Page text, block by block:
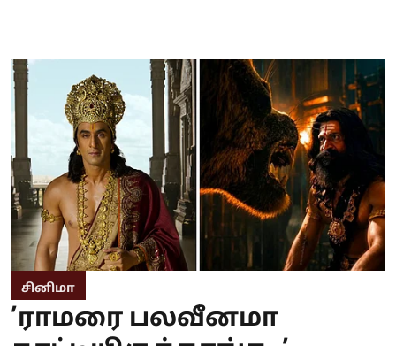
சினிமா
’ராமரை பலவீனமா